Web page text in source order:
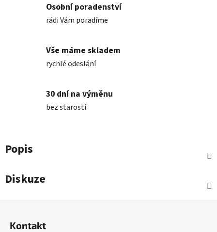
Osobní poradenství
rádi Vám poradíme
Vše máme skladem
rychlé odeslání
30 dní na výměnu
bez starostí
Popis
Diskuze
Kontakt